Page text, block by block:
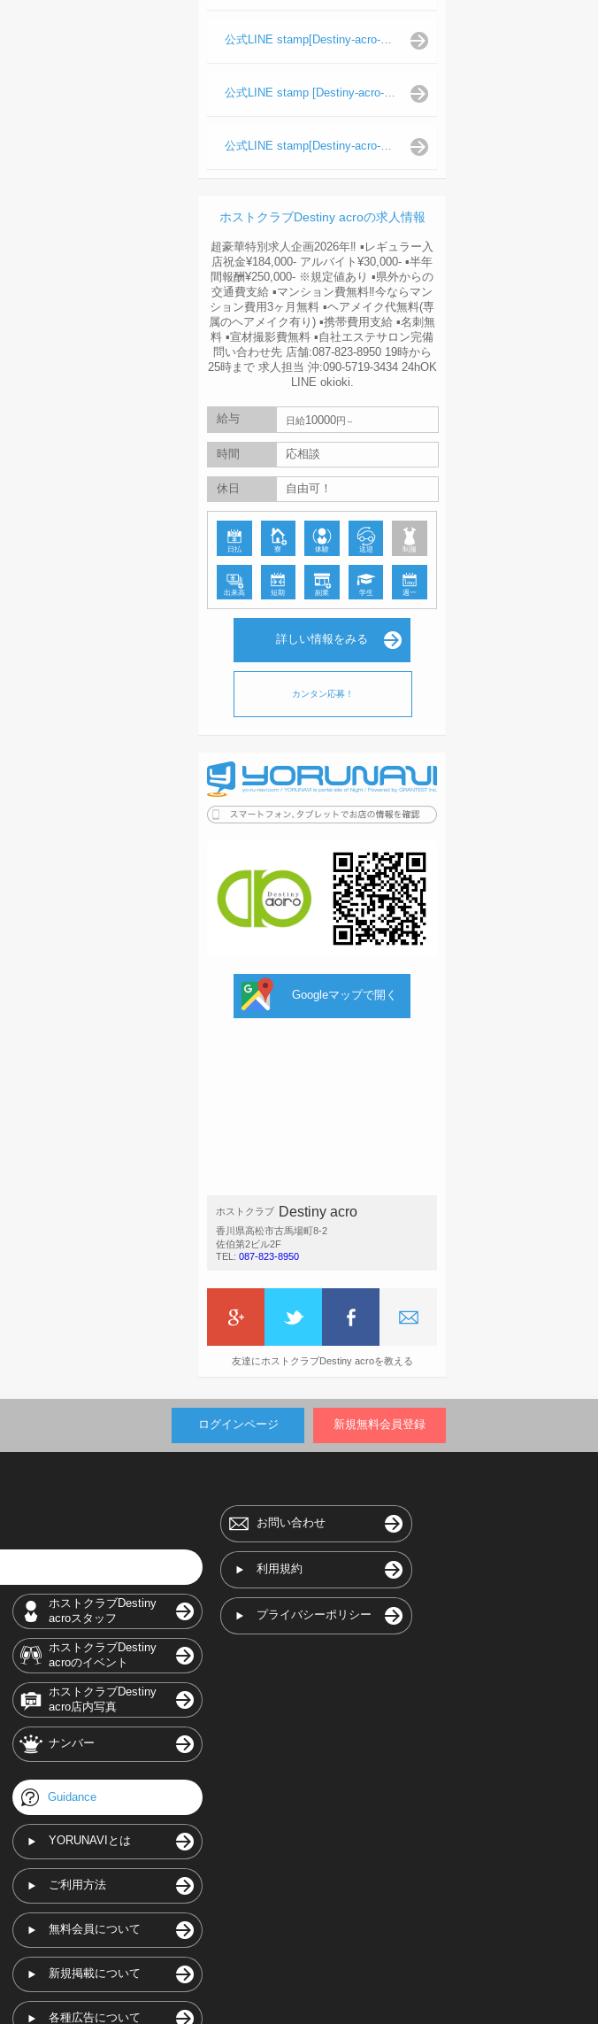
公式LINE stamp[Destiny-acro-日向よし代表代行]
公式LINE stamp [Destiny-acro-波旬]
公式LINE stamp[Destiny-acro-天照陽]
ホストクラブDestiny acroの求人情報
超豪華特別求人企画2026年‼︎ ▪️レギュラー入
店祝金¥184,000- アルバイト¥30,000- ▪️半年
間報酬¥250,000- ※規定値あり ▪️県外からの
交通費支給 ▪️マンション費無料‼︎今ならマン
ション費用3ヶ月無料 ▪️ヘアメイク代無料(専
属のヘアメイク有り) ▪️携帯費用支給 ▪️名刺無
料 ▪️宣材撮影費無料 ▪️自社エステサロン完備
問い合わせ先 店舗:087-823-8950 19時から
25時まで 求人担当 沖:090-5719-3434 24hOK
LINE okioki.
給与 日給10000円
時間 応相談
休日 自由可！
日払 寮 体験 送迎 制服
出来高 短期 副業 学生 週一
詳しい情報をみる
カンタン応募！
Googleマップで開く
ホストクラブ Destiny acro
香川県高松市古馬場町8-2
佐伯第2ビル2F
TEL: 087-823-8950
友達にホストクラブDestiny acroを教える
ログインページ 新規無料会員登録
ホストクラブDestiny
acroスタッフ
ホストクラブDestiny
acroのイベント
ホストクラブDestiny
acro店内写真
ナンバー
Guidance
YORUNAVIとは
ご利用方法
無料会員について
新規掲載について
各種広告について
お問い合わせ
利用規約
プライバシーポリシー